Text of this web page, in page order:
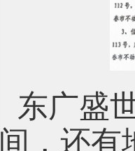
东广盛
间，还有